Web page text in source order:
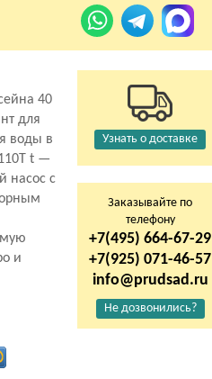
40
для
воды в
t —
насос с
и
Узнать о доставке
Заказывайте по
телефону
+7(495) 664-67-29
+7(925) 071-46-57
info@prudsad.ru
Не дозвонились?